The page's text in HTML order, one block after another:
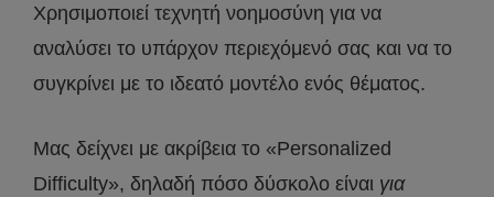
Χρησιμοποιεί τεχνητή νοημοσύνη για να
αναλύσει το υπάρχον περιεχόμενό σας και να το
συγκρίνει με το ιδεατό μοντέλο ενός θέματος.
Μας δείχνει με ακρίβεια το «Personalized
Difficulty», δηλαδή πόσο δύσκολο είναι για